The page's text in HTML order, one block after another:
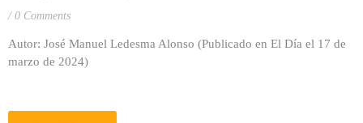
0 Comments
Autor: José Manuel Ledesma Alonso (Publicado en El Día el 17 de
marzo de 2024)